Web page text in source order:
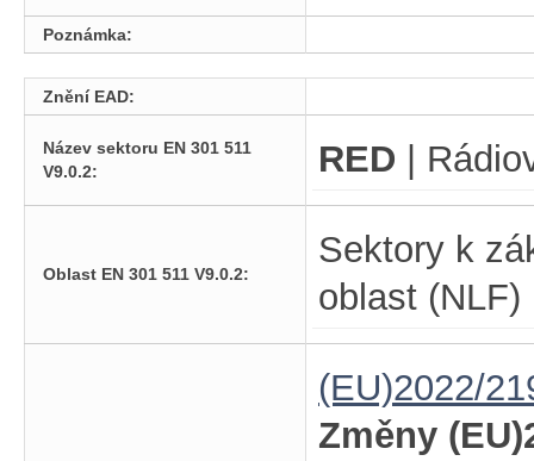
Poznámka:
Znění EAD:
Název sektoru EN 301 511
V9.0.2:
RED |
Oblast EN 301 511 V9.0.2:
Sektory k
oblast (NLF)
(EU)2022/
Změny